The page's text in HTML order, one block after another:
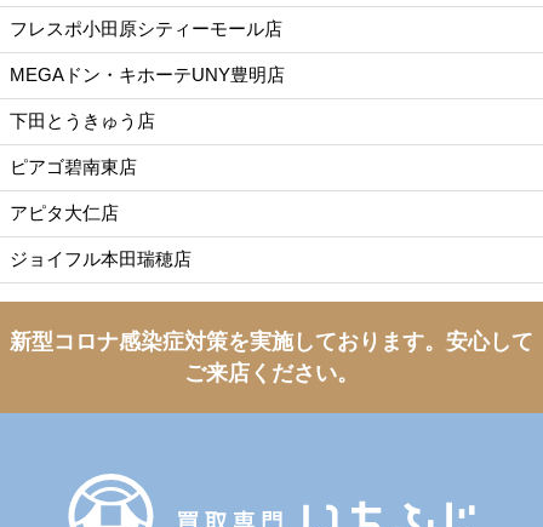
フレスポ小田原シティーモール店
MEGAドン・キホーテUNY豊明店
下田とうきゅう店
ピアゴ碧南東店
アピタ大仁店
ジョイフル本田瑞穂店
新型コロナ感染症対策を実施しております。 安心して
ご来店ください。